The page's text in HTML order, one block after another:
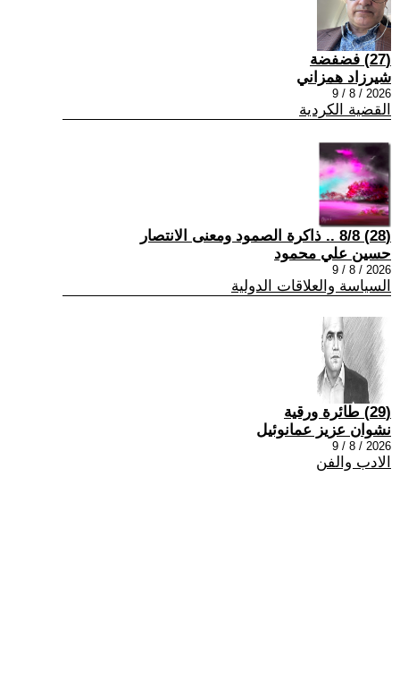
(27) فضفضة
شيرزاد همزاني
2026 / 8 / 9
القضية الكردية
(28) 8/8 .. ذاكرة الصمود ومعنى الانتصار
حسين علي محمود
2026 / 8 / 9
السياسة والعلاقات الدولية
(29) طائرة ورقية
نشوان عزيز عمانوئيل
2026 / 8 / 9
الادب والفن